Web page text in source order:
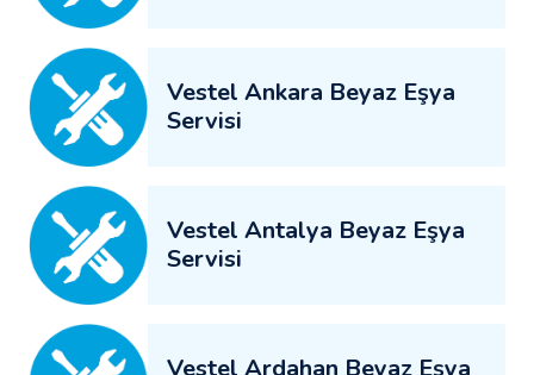
Vestel Ankara Beyaz Eşya
Servisi
Vestel Antalya Beyaz Eşya
Servisi
Vestel Ardahan Beyaz Eşya